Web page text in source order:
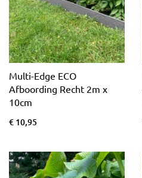
Multi-Edge ECO
Afboording Recht 2m x
10cm
€ 10,95